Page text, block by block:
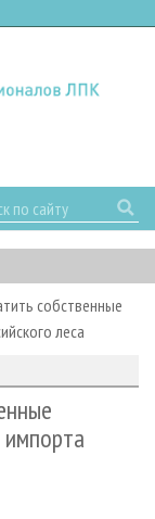
собственные
леса
импорта